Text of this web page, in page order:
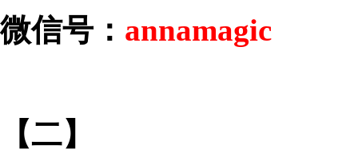
微信号： annamagic
【二】